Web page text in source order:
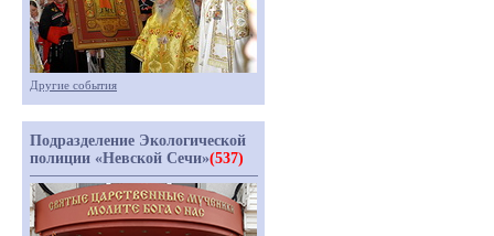
Другие события
Подразделение Экологической
полиции «Невской Сечи»(537)